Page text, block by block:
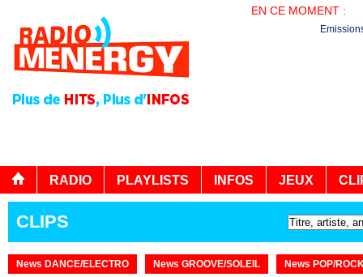
EN CE MOMENT :
RADIO PLAYLISTS INFOS JEUX
CLIPS
News DANCE/ELECTRO News GROOVE/SOLEIL
News POP/